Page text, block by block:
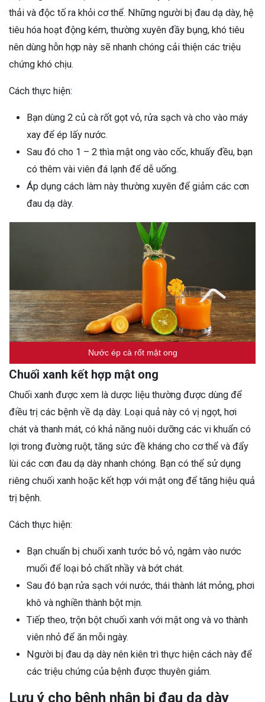
thải và độc tố ra khỏi cơ thể. Những người bị đau dạ dày, hệ
tiêu hóa hoạt động kém, thường xuyên đầy bụng, khó tiêu
nên dùng hỗn hợp này sẽ nhanh chóng cải thiện các triệu
chứng khó chịu.
Cách thực hiện:
Bạn dùng 2 củ cà rốt gọt vỏ, rửa sạch và cho vào máy
xay để ép lấy nước.
Sau đó cho 1 – 2 thìa mật ong vào cốc, khuấy đều, bạn
có thêm vài viên đá lạnh để dễ uống.
Áp dụng cách làm này thường xuyên để giảm các cơn
đau dạ dày.
Nước ép cà rốt mật ong
Chuối xanh kết hợp mật ong
Chuối xanh được xem là dược liệu thường được dùng để
điều trị các bệnh về dạ dày. Loại quả này có vị ngọt, hơi
chát và thanh mát, có khả năng nuôi dưỡng các vi khuẩn có
lợi trong đường ruột, tăng sức đề kháng cho cơ thể và đẩy
lùi các cơn đau dạ dày nhanh chóng. Bạn có thể sử dụng
riêng chuối xanh hoặc kết hợp với mật ong để tăng hiệu quả
trị bệnh.
Cách thực hiện:
Bạn chuẩn bị chuối xanh tước bỏ vỏ, ngâm vào nước
muối để loại bỏ chất nhầy và bớt chát.
Sau đó bạn rửa sạch với nước, thái thành lát mỏng, phơi
khô và nghiền thành bột mịn.
Tiếp theo, trộn bột chuối xanh với mật ong và vo thành
viên nhỏ để ăn mỗi ngày.
Người bị đau dạ dày nên kiên trì thực hiện cách này để
các triệu chứng của bệnh được thuyên giảm.
Lưu ý cho bệnh nhân bị đau dạ dày